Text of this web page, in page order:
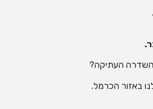
העתיקה?
באזור הכרמל.